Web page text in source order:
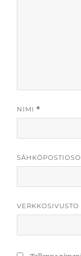
NIMI *
VERKKOSIVUSTO